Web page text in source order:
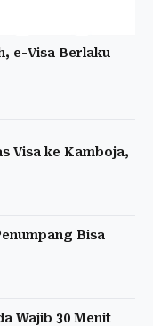
e-Visa Berlaku
Visa ke Kamboja,
Bisa
Wajib 30 Menit